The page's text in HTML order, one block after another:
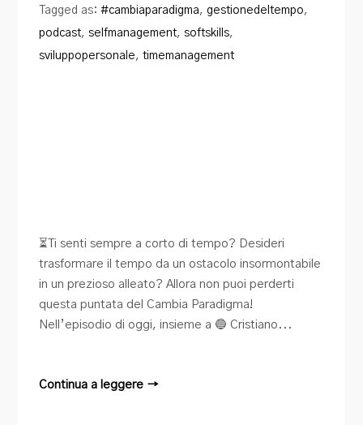
Tagged as:#cambiaparadigma, gestionedeltempo,
podcast,selfmanagement,softskills,
sviluppopersonale,timemanagement
⏳Ti senti sempre a corto di tempo? Desideri
trasformare il tempo da un ostacolo insormontabile
in un prezioso alleato? Allora non puoi perderti
questa puntata del Cambia Paradigma!
Nell’episodio di oggi, insieme a 🔵 Cristiano...
Continua a leggere →